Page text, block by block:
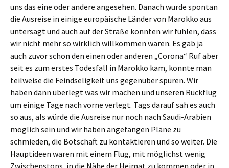
uns das eine oder andere angesehen. Danach wurde spontan
die Ausreise in einige europäische Länder von Marokko aus
untersagt und auch auf der Straße konnten wir fühlen, dass
wir nicht mehr so wirklich willkommen waren. Es gab ja
auch zuvor schon den einen oder anderen „Corona“ Ruf aber
seit es zum erstes Todesfall in Marokko kam, konnte man
teilweise die Feindseligkeit uns gegenüber spüren. Wir
haben dann überlegt was wir machen und unseren Rückflug
um einige Tage nach vorne verlegt. Tags darauf sah es auch
so aus, als würde die Ausreise nur noch nach Saudi-Arabien
möglich sein und wir haben angefangen Pläne zu
schmieden, die Botschaft zu kontaktieren und so weiter. Die
Hauptideen waren mit einem Flug, mit möglichst wenig
Zwischenstops, in die Nähe der Heimat zu kommen oder in